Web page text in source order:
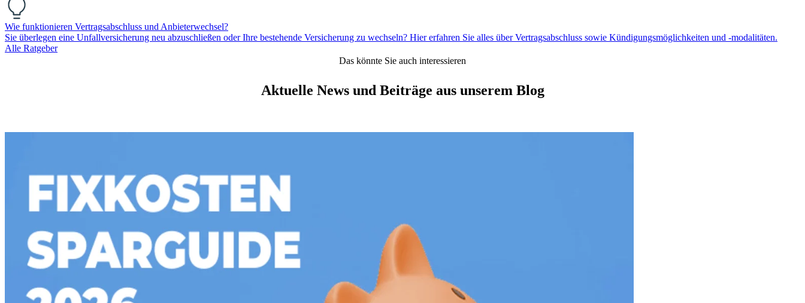
Wie funktionieren Vertragsabschluss und Anbieterwechsel?
Sie überlegen eine Unfallversicherung neu abzuschließen oder Ihre bestehende Versicherung zu wechseln? Hier erfahren Sie alles über Vertragsabschluss sowie Kündigungsmöglichkeiten und -modalitäten.
Alle Ratgeber
Das könnte Sie auch interessieren
Aktuelle News und Beiträge aus unserem Blog